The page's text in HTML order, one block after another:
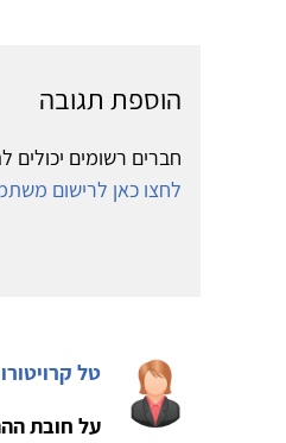
הוספת תגובה
חברים רשומים יכולים
לחצו כאן לרישום
טל קרויטורו
על חובת